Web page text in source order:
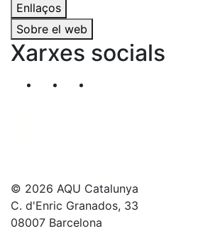
Enllaços
Sobre el web
Xarxes socials
Segueix-nos al nostre
© 2026 AQU Catalunya
C. d'Enric Granados, 33
08007 Barcelona